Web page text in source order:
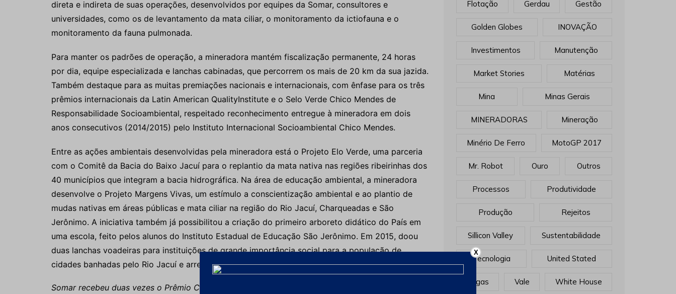
direta e indireta de suas operações, desenvolvidos por equipes da Somar, consultores e
universidades, como os de levantamento da mata ciliar, o monitoramento da ictiofauna e o
monitoramento da fauna pulmonada.
Para manter os padrões de operação, a mineradora mantém fiscalização permanente, 24 horas
por dia, equipe especializada e lanchas cabinadas, que percorrem os mais de 20 km da sua jazida.
Também destaque para as muitas premiações nacionais e internacionais, com ênfase para os três
prêmios internacionais da Latin American QualityInstitute e o Selo Verde Chico Mendes de
Responsabilidade Socioambiental, respeitado reconhecimento entregue à mineradora em dois
anos consecutivos (2014/2015) pelo Instituto Internacional Socioambiental Chico Mendes.
Entre as ações ambientais desenvolvidas pela mineradora está o Projeto Elo Verde, uma parceria
com o Comitê da Bacia do Baixo Jacuí para o replantio da mata nativa nas regiões ribeirinhas dos
40 municípios que integram a bacia hidrográfica. Na área de educação ambiental, a mineradora
desenvolve o Projeto Margens Vivas, um estímulo a conscientização ambiental e ao plantio de
mudas nativas em áreas públicas e mata ciliar na região do Rio Jacuí, Charqueadas e São
Jerônimo. A iniciativa também já possibilitou a criação do primeiro arboreto didático do País em
uma escola, feito pelos alunos do Instituto Estadual de Educação São Jerônimo. Em 2015, doou
duas lanchas voadeiras para instituições de grande importância social para a população de
cidades banhadas pelo Rio Jacuí e arredores: o Grupo Escoteiro Jacuí e Bombeiros Voluntários.
Somar recebeu duas vezes o Prêmio Chico Mendes como reconhecimento por suas ações na área
Flotação Gerdau Gestão
Golden Globes INOVAÇÃO
Investimentos Manutenção
Market Stories Matérias
Mina Minas Gerais
MINERADORAS Mineração
Minério De Ferro MotoGP 2017
Mr. Robot Ouro Outros
Processos Produtividade
Produção Rejeitos
Sillicon Valley Sustentabilidade
Tecnologia United Stated
Vagas Vale White House
X